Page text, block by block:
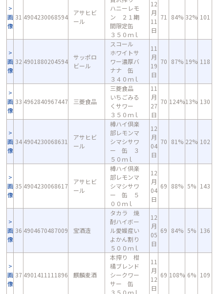
画
像
31 4904230068594
アサヒビ
ール
ハニーレモ
ン ２１期
間限定缶
３５０ｍｌ
12
月
11
日
71 84% 32% 101
画
像
32 4901880204594
サッポロ
ビール
スコール
ホワイトサ
ワー濃厚バ
ナナ 缶
３４０ｍｌ
11
月
19
日
70 87% 19% 118
画
像
33 4962840967447 三菱食品
三菱食品
いちごみる
くサワー
３５０ｍｌ
11
月
27
日
70 124%13% 130
画
像
34 4904230068631
アサヒビ
ール
樽ハイ倶楽
部レモンマ
シマシサワ
ー 缶 ３
５０ｍｌ
12
月
04
日
70 81% 22% 102
画
像
35 4904230068617
アサヒビ
ール
樽ハイ倶楽
部レモンマ
シマシサワ
ー 缶 ５
００ｍｌ
12
月
04
日
69 88% 5% 143
画
像
36 4904670487009 宝酒造
タカラ 焼
酎ハイボー
ル愛媛産い
よかん割り
５００ｍｌ
12
月
05
日
69 84% 5% 136
画
像
37 4901411111896 麒麟麦酒
本搾り 柑
橘ブレンド
シークワー
サー 缶
３５０ｍｌ
11
月
12
日
69 108% 6% 109